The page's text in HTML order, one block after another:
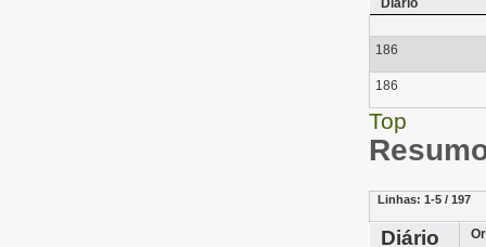
Diário
186
186
Top
Linhas: 1-5 / 197
Diário